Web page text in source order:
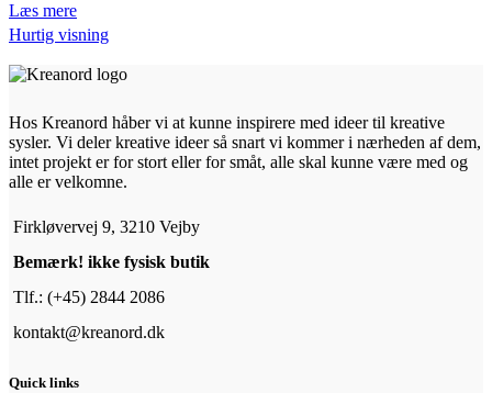
Læs mere
Hurtig visning
Hos Kreanord håber vi at kunne inspirere med ideer til kreative
sysler. Vi deler kreative ideer så snart vi kommer i nærheden af dem,
intet projekt er for stort eller for småt, alle skal kunne være med og
alle er velkomne.
Firkløvervej 9, 3210 Vejby
Bemærk! ikke fysisk butik
Tlf.: (+45) 2844 2086
kontakt@kreanord.dk
Quick links